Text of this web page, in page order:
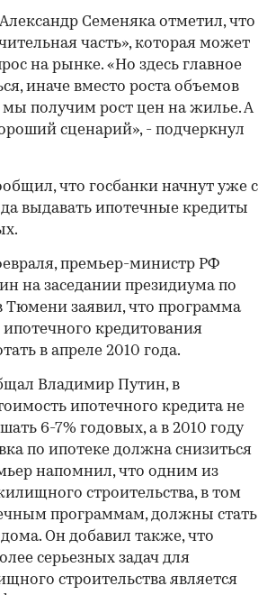
Семеняка отметил, что
часть», которая может
на рынке. «Но здесь главное
иначе вместо роста объемов
мы получим рост цен на жилье. А
сценарий», - подчеркнул
что госбанки начнут уже с
выдавать ипотечные кредиты
премьер-министр РФ
на заседании президиума по
Тюмени заявил, что программа
кредитования
в апреле 2010 года.
Владимир Путин, в
ипотечного кредита не
6-7% годовых, а в 2010 году
по ипотеке должна снизиться
напомнил, что одним из
строительства, в том
программам, должны стать
Он добавил также, что
серьезных задач для
строительства является